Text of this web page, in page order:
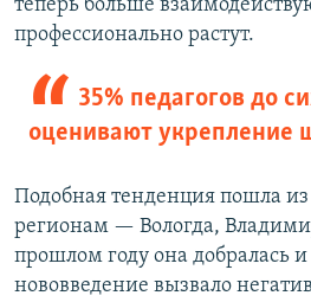
теперь больше
профессионально растут.
35% педагогов до
оценивают укрепление
Подобная тенденция пошла
регионам — Вологда,
прошлом году она добралась
нововведение вызвало